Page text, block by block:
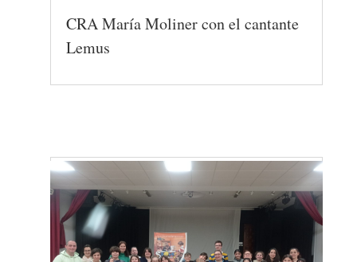
CRA María Moliner con el cantante
Lemus